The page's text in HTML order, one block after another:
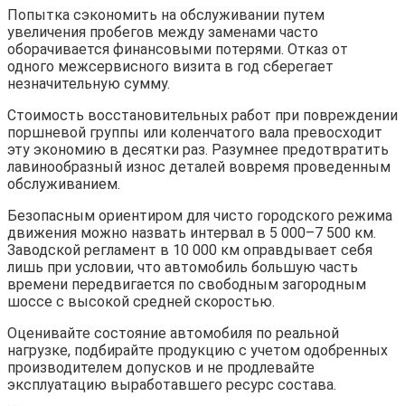
Попытка сэкономить на обслуживании путем
увеличения пробегов между заменами часто
оборачивается финансовыми потерями. Отказ от
одного межсервисного визита в год сберегает
незначительную сумму.
Стоимость восстановительных работ при повреждении
поршневой группы или коленчатого вала превосходит
эту экономию в десятки раз. Разумнее предотвратить
лавинообразный износ деталей вовремя проведенным
обслуживанием.
Безопасным ориентиром для чисто городского режима
движения можно назвать интервал в 5 000–7 500 км.
Заводской регламент в 10 000 км оправдывает себя
лишь при условии, что автомобиль большую часть
времени передвигается по свободным загородным
шоссе с высокой средней скоростью.
Оценивайте состояние автомобиля по реальной
нагрузке, подбирайте продукцию с учетом одобренных
производителем допусков и не продлевайте
эксплуатацию выработавшего ресурс состава.